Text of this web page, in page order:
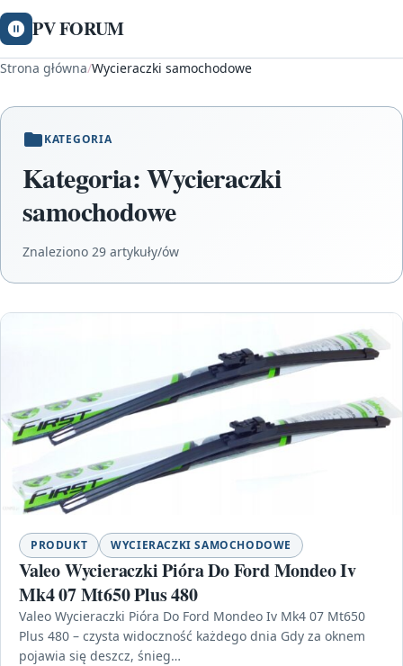
PV FORUM
Strona główna/Wycieraczki samochodowe
KATEGORIA
Kategoria:Wycieraczki
samochodowe
Znaleziono 29 artykuły/ów
PRODUKT WYCIERACZKI SAMOCHODOWE
Valeo Wycieraczki Pióra Do Ford Mondeo Iv
Mk4 07 Mt650 Plus 480
Valeo Wycieraczki Pióra Do Ford Mondeo Iv Mk4 07 Mt650
Plus 480 – czysta widoczność każdego dnia Gdy za oknem
pojawia się deszcz, śnieg…